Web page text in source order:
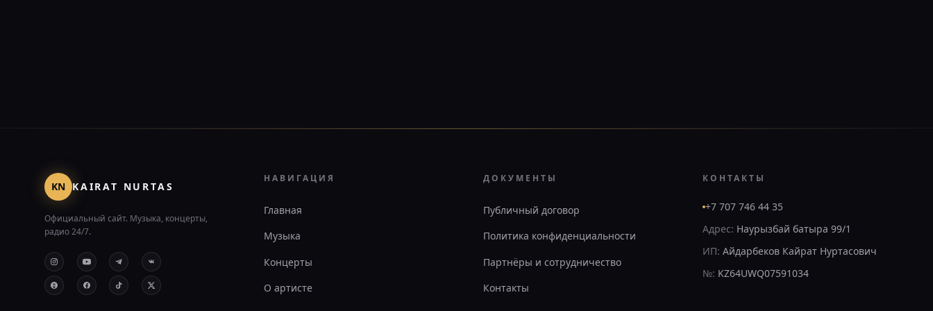
KN KAIRAT NURTAS
Официальный сайт. Музыка, концерты,
радио 24/7.
НАВИГАЦИЯ
Главная
Музыка
Концерты
О артисте
ДОКУМЕНТЫ
Публичный договор
Политика конфиденциальности
Партнёры и сотрудничество
Контакты
КОНТАКТЫ
+7 707 746 44 35
Адрес: Наурызбай батыра 99/1
ИП: Айдарбеков Кайрат Нуртасович
№: KZ64UWQ07591034